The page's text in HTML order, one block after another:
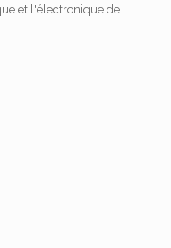
et l'électronique de